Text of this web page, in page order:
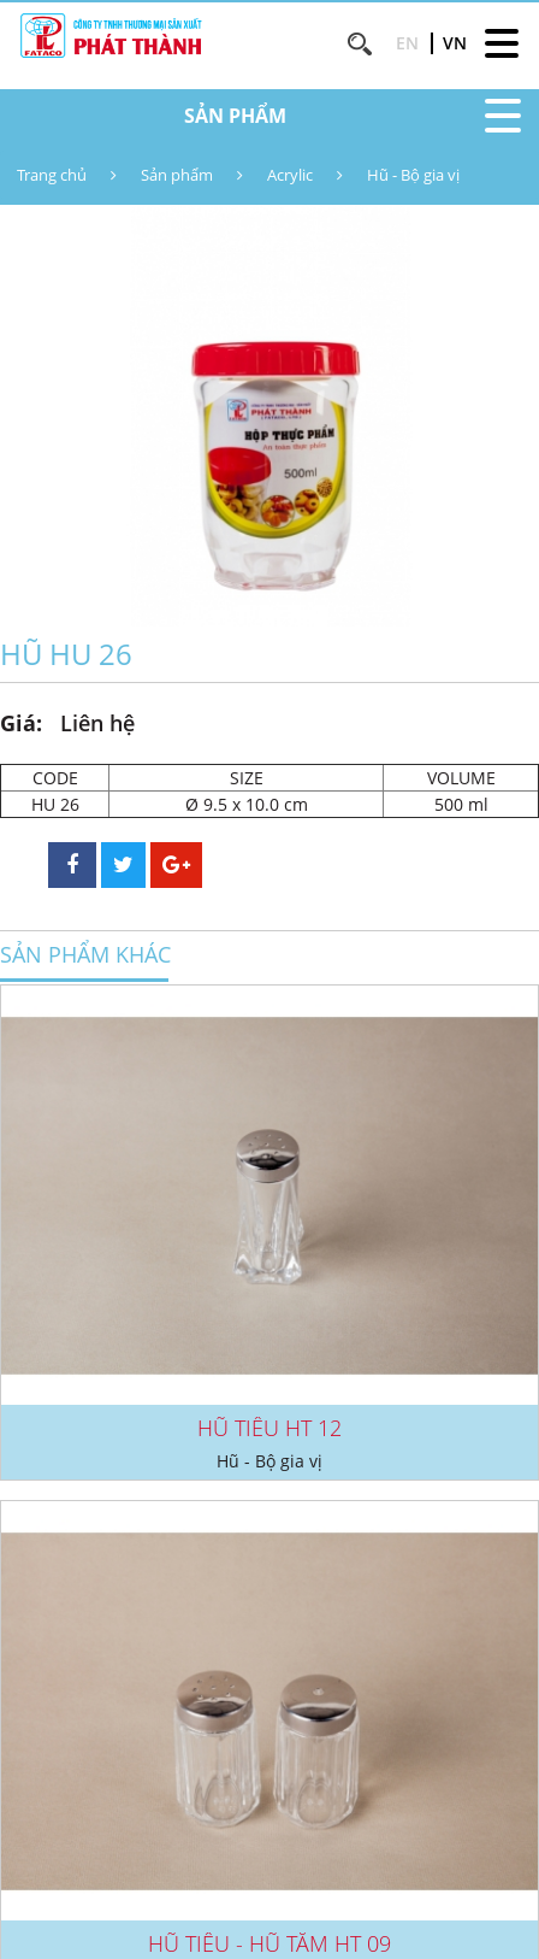
EN VN
SẢN PHẨM
Trang chủ Sản phẩm Acrylic Hũ - Bộ gia vị
HŨ HU 26
Giá: Liên hệ
CODE SIZE
VOLUME
HU 26
Ø 9.5 x 10.0 cm 500 ml
SẢN PHẨM KHÁC
HŨ TIÊU HT 12
Hũ - Bộ gia vị
HŨ TIÊU - HŨ TĂM HT 09